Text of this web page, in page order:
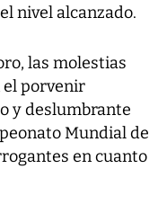
nivel alcanzado.
las molestias
el porvenir
y deslumbrante
Mundial de
en cuanto